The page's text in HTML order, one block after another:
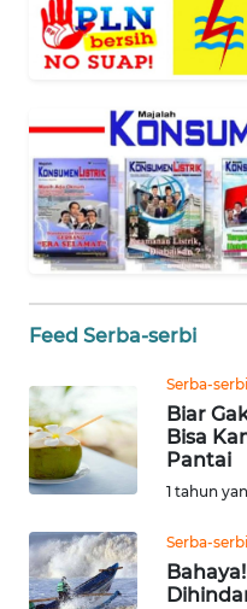
Feed Serba-serbi
Serba-serbi
Biar
Bisa
Pantai
1 tahun
Serba-serbi
NTT
WN
WN
PAPUA
WN
PAPUA
BARAT
RIAU
WN
SERAMBI
WN
JAMBI